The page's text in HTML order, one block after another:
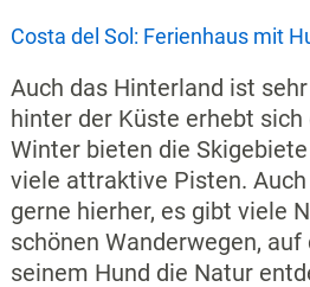
Costa del Sol: Ferienhaus mit
Auch das Hinterland ist
hinter der Küste erhebt
Winter bieten die
viele attraktive Pisten.
gerne hierher, es gibt viele
schönen Wanderwegen,
seinem Hund die Natur